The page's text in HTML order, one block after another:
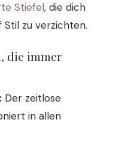
Stiefel, die dich
zu verzichten.
die immer
Der zeitlose
in allen